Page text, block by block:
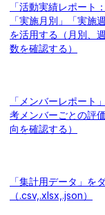
「活動実績レポート
「実施月別」「実施
を活用する（月別、
数を確認する）
「メンバーレポート
考メンバーごとの評
向を確認する）
「集計用データ」を
（.csv,.xlsx,.json）